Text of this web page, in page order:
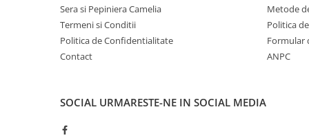
Sera si Pepiniera Camelia
Termeni si Conditii
Politica de Confidentialitate
Contact
Metode
Politica
Formular
ANPC
SOCIAL URMARESTE-NE IN SOCIAL MEDIA